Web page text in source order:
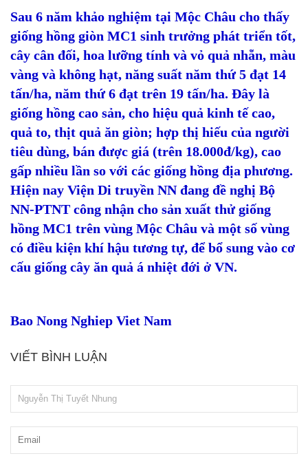
Sau 6 năm khảo nghiệm tại Mộc Châu cho thấy
giống hồng giòn MC1 sinh trưởng phát triển tốt,
cây cân đối, hoa lưỡng tính và vỏ quả nhẵn, màu
vàng và không hạt, năng suất năm thứ 5 đạt 14
tấn/ha, năm thứ 6 đạt trên 19 tấn/ha. Đây là
giống hồng cao sản, cho hiệu quả kinh tế cao,
quả to, thịt quả ăn giòn; hợp thị hiếu của người
tiêu dùng, bán được giá (trên 18.000đ/kg), cao
gấp nhiều lần so với các giống hồng địa phương.
Hiện nay Viện Di truyền NN đang đề nghị Bộ
NN-PTNT công nhận cho sản xuất thử giống
hồng MC1 trên vùng Mộc Châu và một số vùng
có điều kiện khí hậu tương tự, để bổ sung vào cơ
cấu giống cây ăn quả á nhiệt đới ở VN.
Bao Nong Nghiep Viet Nam
VIẾT BÌNH LUẬN